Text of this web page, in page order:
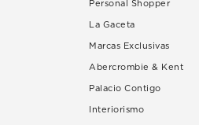
Personal Shopper
La Gaceta
Marcas Exclusivas
Abercrombie & Kent
Palacio Contigo
Interiorismo